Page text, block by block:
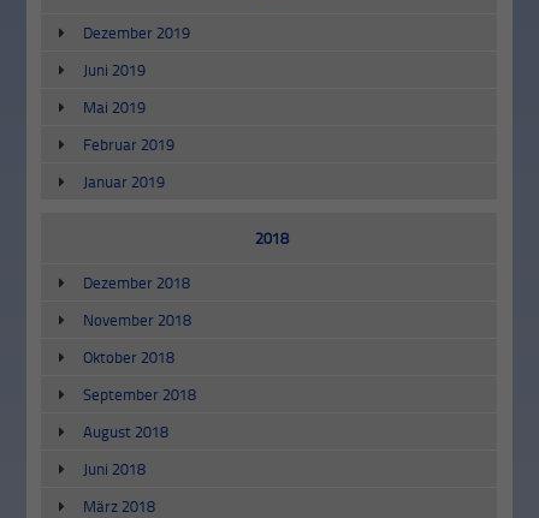
Dezember 2019
Juni 2019
Mai 2019
Februar 2019
Januar 2019
2018
Dezember 2018
November 2018
Oktober 2018
September 2018
August 2018
Juni 2018
März 2018